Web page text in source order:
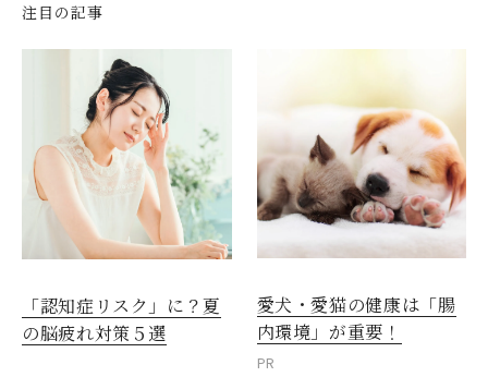
注目の記事
「認知症リスク」に？夏
の脳疲れ対策５選
愛犬・愛猫の健康は「腸
内環境」が重要！
PR